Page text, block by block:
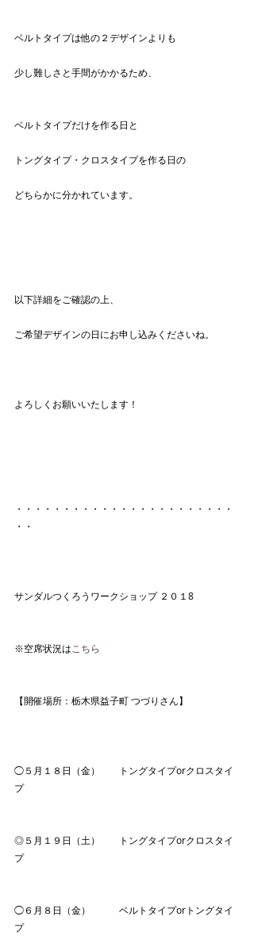
ベルトタイプは他の２デザインよりも
少し難しさと手間がかかるため、
ベルトタイプだけを作る日と
トングタイプ・クロスタイプを作る日の
どちらかに分かれています。
以下詳細をご確認の上、
ご希望デザインの日にお申し込みくださいね。
よろしくお願いいたします！
・・・・・・・・・・・・・・・・・・・・・・・
・・
サンダルつくろうワークショップ ２０１8
※空席状況は こちら
【開催場所：栃木県益子町 つづりさん】
◯５月１８日（金）　　トングタイプorクロスタイ
プ
◎５月１９日（土）　　トングタイプorクロスタイ
プ
◯６月８日（金）　　　ベルトタイプorトングタイ
プ